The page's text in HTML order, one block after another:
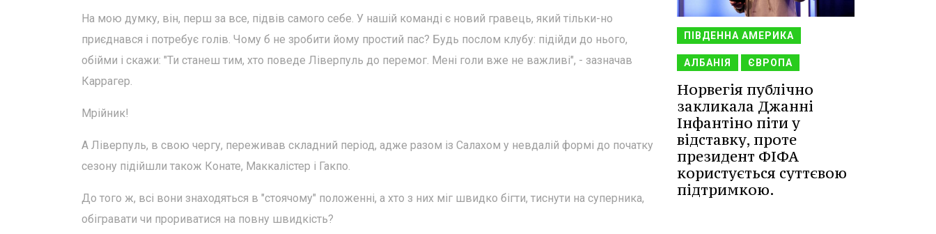
На мою думку, він, перш за все, підвів самого себе. У нашій команді є новий гравець, який тільки-но
приєднався і потребує голів. Чому б не зробити йому простий пас? Будь послом клубу: підійди до нього,
обійми і скажи: "Ти станеш тим, хто поведе Ліверпуль до перемог. Мені голи вже не важливі", - зазначав
Каррагер.
Мрійник!
А Ліверпуль, в свою чергу, переживав складний період, адже разом із Салахом у невдалій формі до початку
сезону підійшли також Конате, Маккалістер і Гакпо.
До того ж, всі вони знаходяться в "стоячому" положенні, а хто з них міг швидко бігти, тиснути на суперника,
обігравати чи прориватися на повну швидкість?
ПІВДЕННА АМЕРИКА
АЛБАНІЯ ЄВРОПА
Норвегія публічно
закликала Джанні
Інфантіно піти у
відставку, проте
президент ФІФА
користується суттєвою
підтримкою.